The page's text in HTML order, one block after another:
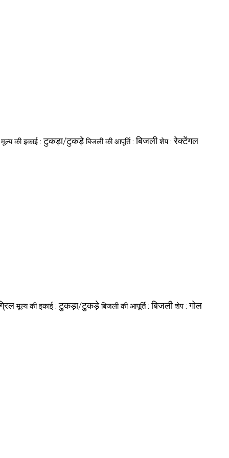
मूल्य की इकाई :टुकड़ा/टुकड़े बिजली की आपूर्ति :बिजली शेप :रेक्टेंगल
मूल्य की इकाई :टुकड़ा/टुकड़े बिजली की आपूर्ति :बिजली शेप :गोल